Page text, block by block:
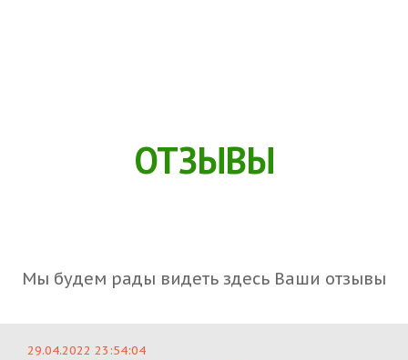
ОТЗЫВЫ
Мы будем рады видеть здесь Ваши отзывы
29.04.2022 23:54:04